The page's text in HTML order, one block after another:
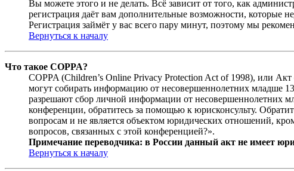
Вы можете этого и не делать. Всё зависит от того, как
регистрация даёт вам дополнительные возможности, которые
Регистрация займёт у вас всего пару минут, поэтому мы
Вернуться к началу
Что такое COPPA?
COPPA (Children’s Online Privacy Protection Act of 1998), или
могут собирать информацию от несовершеннолетних младше
разрешают сбор личной информации от несовершеннолетних
конференции, обратитесь за помощью к юрисконсульту.
вопросам и не является объектом юридических отношений,
вопросов, связанных с этой конференцией?».
Примечание переводчика: в России данный акт не имеет
Вернуться к началу